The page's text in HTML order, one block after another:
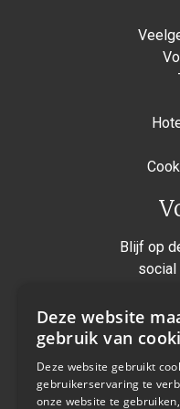
Blijf op
social
Deze website
gebruik van
Deze website gebruikt
gebruikerservaring te
onze website te